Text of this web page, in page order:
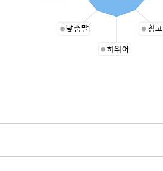
참
하위어
낮춤말